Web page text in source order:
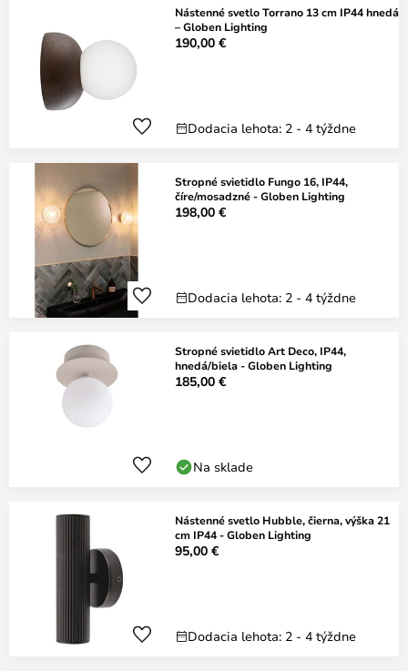
Nástenné svetlo Torrano 13 cm IP44 hnedá
– Globen Lighting
190,00 €
Dodacia lehota: 2 - 4 týždne
Stropné svietidlo Fungo 16, IP44,
číre/mosadzné - Globen Lighting
198,00 €
Dodacia lehota: 2 - 4 týždne
Stropné svietidlo Art Deco, IP44,
hnedá/biela - Globen Lighting
185,00 €
Na sklade
Nástenné svetlo Hubble, čierna, výška 21
cm IP44 - Globen Lighting
95,00 €
Dodacia lehota: 2 - 4 týždne